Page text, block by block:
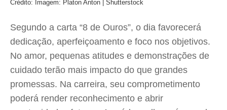
Crédito: Imagem: Platon Anton | Shutterstock
Segundo a carta “8 de Ouros”, o dia favorecerá
dedicação, aperfeiçoamento e foco nos objetivos.
No amor, pequenas atitudes e demonstrações de
cuidado terão mais impacto do que grandes
promessas. Na carreira, seu comprometimento
poderá render reconhecimento e abrir